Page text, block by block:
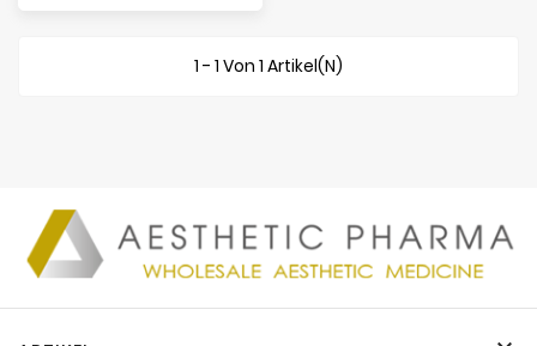
1 - 1 Von 1 Artikel(n)